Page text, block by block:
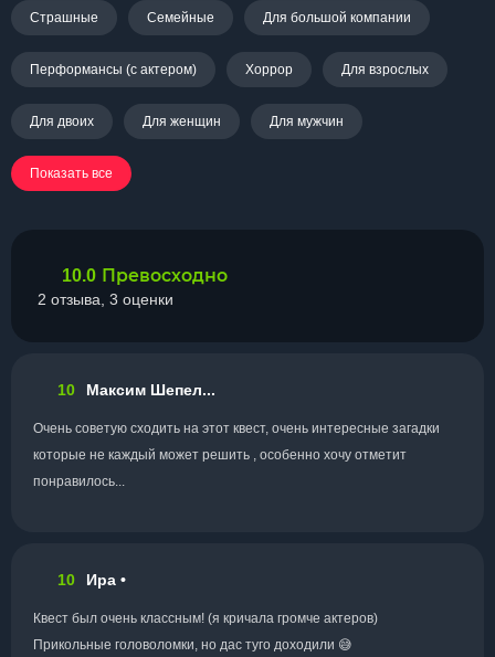
Страшные Семейные Для большой компании
Перформансы (с актером) Хоррор Для взрослых
Для двоих Для женщин Для мужчин
Показать все
10.0 Превосходно
2 отзыва, 3 оценки
10 Максим Шепел...
Очень советую сходить на этот квест, очень интересные загадки
которые не каждый может решить , особенно хочу отметит
понравилось...
10 Ира •
Квест был очень классным! (я кричала громче актеров)
Прикольные головоломки, но дас туго доходили 😅